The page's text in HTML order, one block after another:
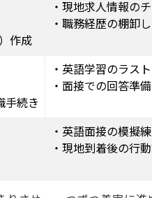
作成
・現地求人情報の
・職務経歴の棚卸し
手続き
・英語学習のラス
・面接での回答準備
・英語面接の模擬
・現地到着後の行